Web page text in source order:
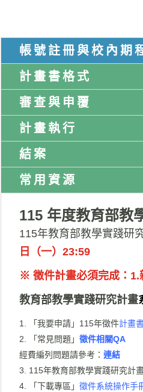
帳號註冊與校內期
計畫書格式
審查與申覆
計畫執行
結案
常用資源
115 年度教育部教
115年教育部教學實踐研
日（一）23:59
※ 徵件計畫必須完成：1.
教育部教學實踐研究計畫
「我要申請」 115年徵件計畫
「常見問題」 徵件相關QA
經費編列問題請參考： 連結
115年教育部教學實踐研究計
「下載專區」 徵件系統操作手